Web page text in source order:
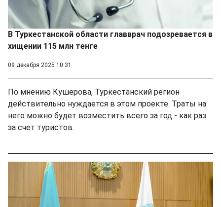
В Туркестанской области главврач подозревается в
хищении 115 млн тенге
09 декабря 2025 10:31
По мнению Кушерова, Туркестанский регион
действительно нуждается в этом проекте. Траты на
него можно будет возместить всего за год - как раз
за счет туристов.